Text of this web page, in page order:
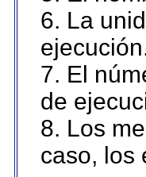
6. La
7. El
de
8. Los
caso, los